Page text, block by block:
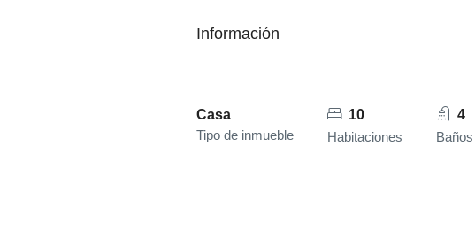
Información
Casa
Tipo de inmueble
10
Habitaciones
4
Baños